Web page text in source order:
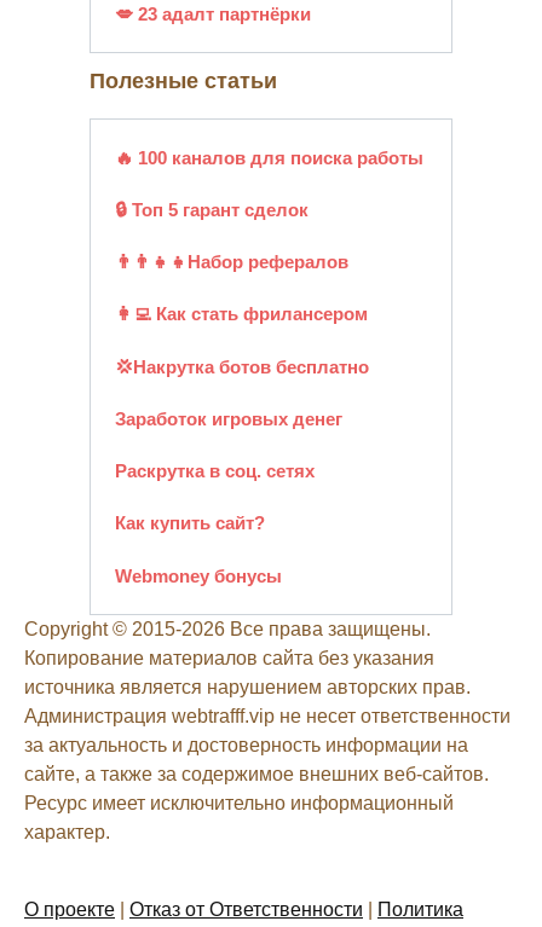
💋 23 адалт партнёрки
Полезные статьи
🔥 100 каналов для поиска работы
🔒 Топ 5 гарант сделок
👨‍👨‍👧‍👧Набор рефералов
👩‍💻 Как стать фрилансером
💢Накрутка ботов бесплатно
Заработок игровых денег
Раскрутка в соц. сетях
Как купить сайт?
Webmoney бонусы
Copyright © 2015-2026 Все права защищены.
Копирование материалов сайта без указания
источника является нарушением авторских прав.
Администрация webtrafff.vip не несет ответственности
за актуальность и достоверность информации на
сайте, а также за содержимое внешних веб-сайтов.
Ресурс имеет исключительно информационный
характер.
О проекте Отказ от Ответственности
Политика